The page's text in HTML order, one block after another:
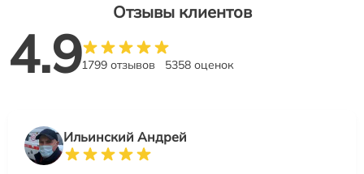
Отзывы клиентов
4.91799 отзывов 5358 оценок
Ильинский Андрей